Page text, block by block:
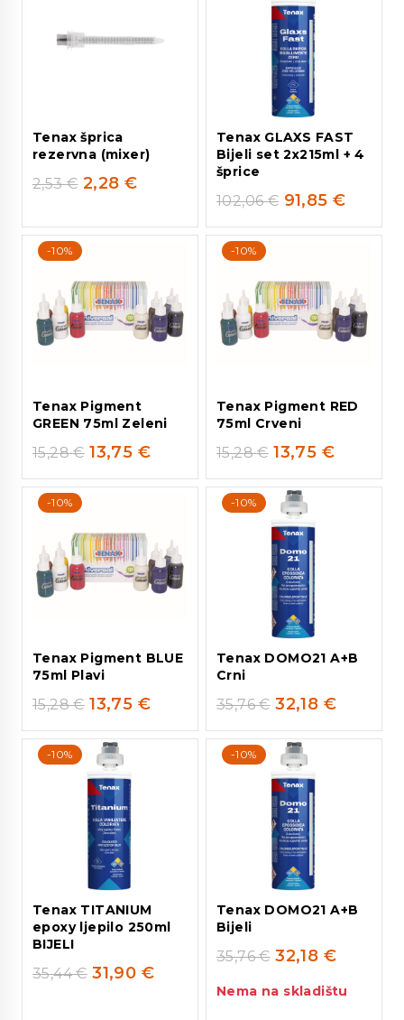
Tenax šprica
rezervna (mixer)
2,53€ 2,28 €
Tenax GLAXS FAST
Bijeli set 2x215ml + 4
šprice
102,06€ 91,85€
-10%
Tenax Pigment
GREEN 75ml Zeleni
15,28€ 13,75 €
-10%
Tenax Pigment RED
75ml Crveni
15,28€ 13,75 €
-10%
Tenax Pigment BLUE
75ml Plavi
15,28€ 13,75 €
-10%
Tenax DOMO21 A+B
Crni
35,76€ 32,18 €
-10%
Tenax TITANIUM
epoxy ljepilo 250ml
BIJELI
35,44€ 31,90 €
-10%
Tenax DOMO21 A+B
Bijeli
35,76€ 32,18 €
Nema na skladištu